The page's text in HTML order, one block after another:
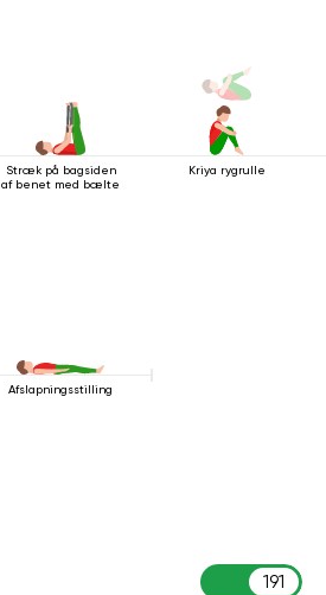
Stræk på bagsiden
af ​​benet med bælte
Kriya rygrulle
Afslapningsstilling
191